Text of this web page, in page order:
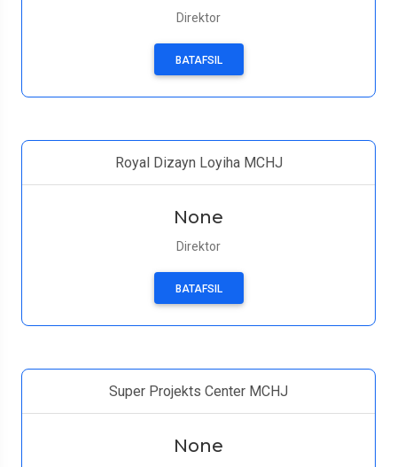
Direktor
BATAFSIL
Royal Dizayn Loyiha MCHJ
None
Direktor
BATAFSIL
Super Projekts Center MCHJ
None